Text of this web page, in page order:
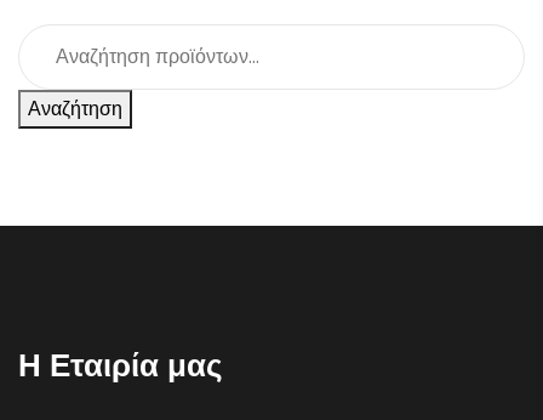
Αναζήτηση
Η Εταιρία μας